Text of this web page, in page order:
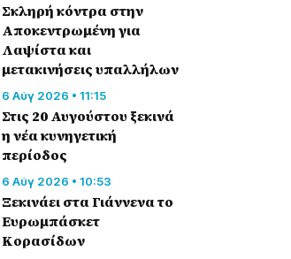
Σκληρή κόντρα στην
Αποκεντρωμένη για
Λαψίστα και
μετακινήσεις υπαλλήλων
6 Αύγ 2026 • 11:15
Στις 20 Αυγούστου ξεκινά
η νέα κυνηγετική
περίοδος
6 Αύγ 2026 • 10:53
Ξεκινάει στα Γιάννενα το
Ευρωμπάσκετ
Κορασίδων